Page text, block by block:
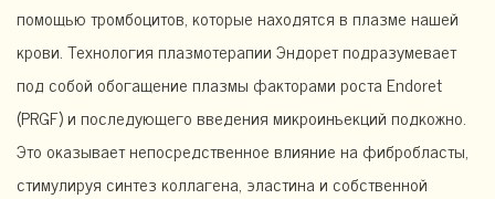
помощью тромбоцитов, которые находятся в плазме нашей
крови. Технология плазмотерапии Эндорет подразумевает
под собой обогащение плазмы факторами роста Endoret
(PRGF) и последующего введения микроинъекций подкожно.
Это оказывает непосредственное влияние на фибробласты,
стимулируя синтез коллагена, эластина и собственной